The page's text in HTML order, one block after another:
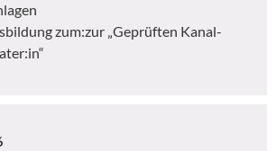
zum:zur „Geprüften Kanal-